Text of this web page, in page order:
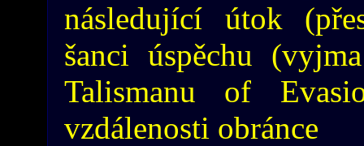
následující útok
šanci úspěchu
Talismanu of
vzdálenosti obránce